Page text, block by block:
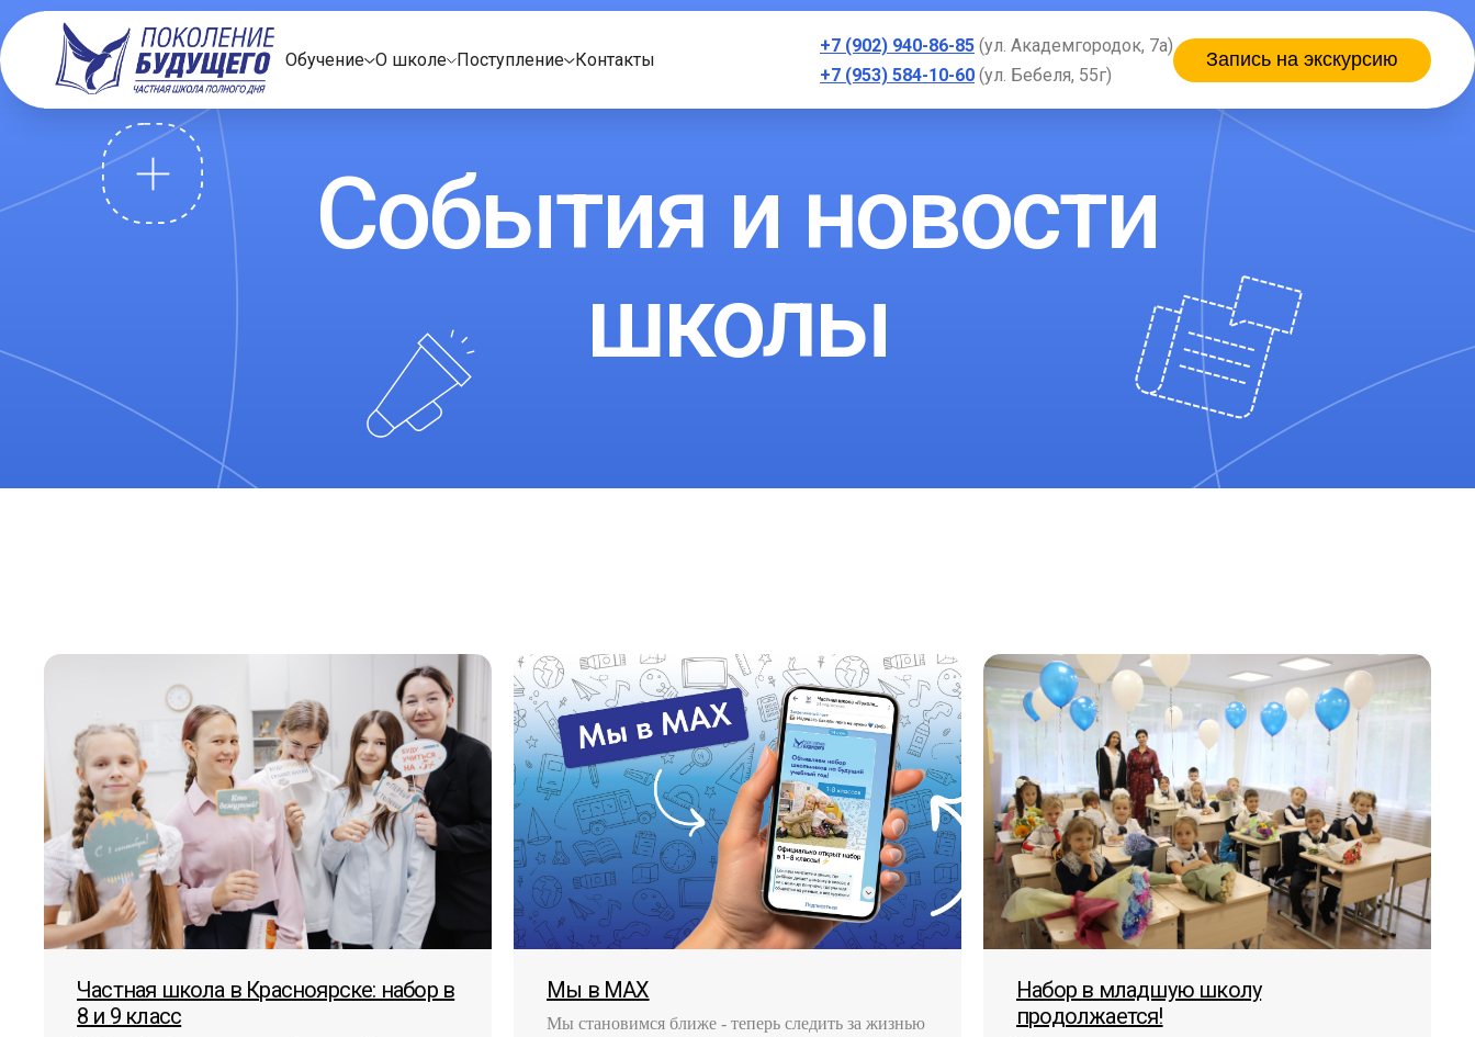
Обучение О школе Поступление Контакты
+7 (902) 940-86-85 (ул. Академгородок, 7а)
+7 (953) 584-10-60 (ул. Бебеля, 55г)
Запись на экскурсию
События и новости
школы
Частная школа в Красноярске: набор в
8 и 9 класс
Мы в MAX
Мы становимся ближе - теперь следить за жизнью
Набор в младшую школу
продолжается!